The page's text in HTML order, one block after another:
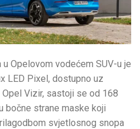
Opelovom vodećem SUV-u je
LED Pixel, dostupno uz
Vizir, sastoji se od 168
bočne strane maske koji
svjetlosnog snopa